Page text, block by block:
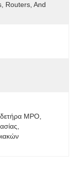
Routers, And
MPO